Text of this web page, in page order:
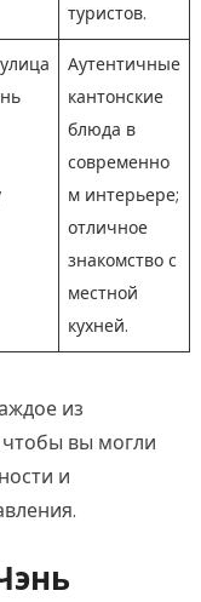
туристов.
Аутентичные
кантонские
блюда в
современно
м интерьере;
отличное
знакомство с
местной
кухней.
из
вы могли
и